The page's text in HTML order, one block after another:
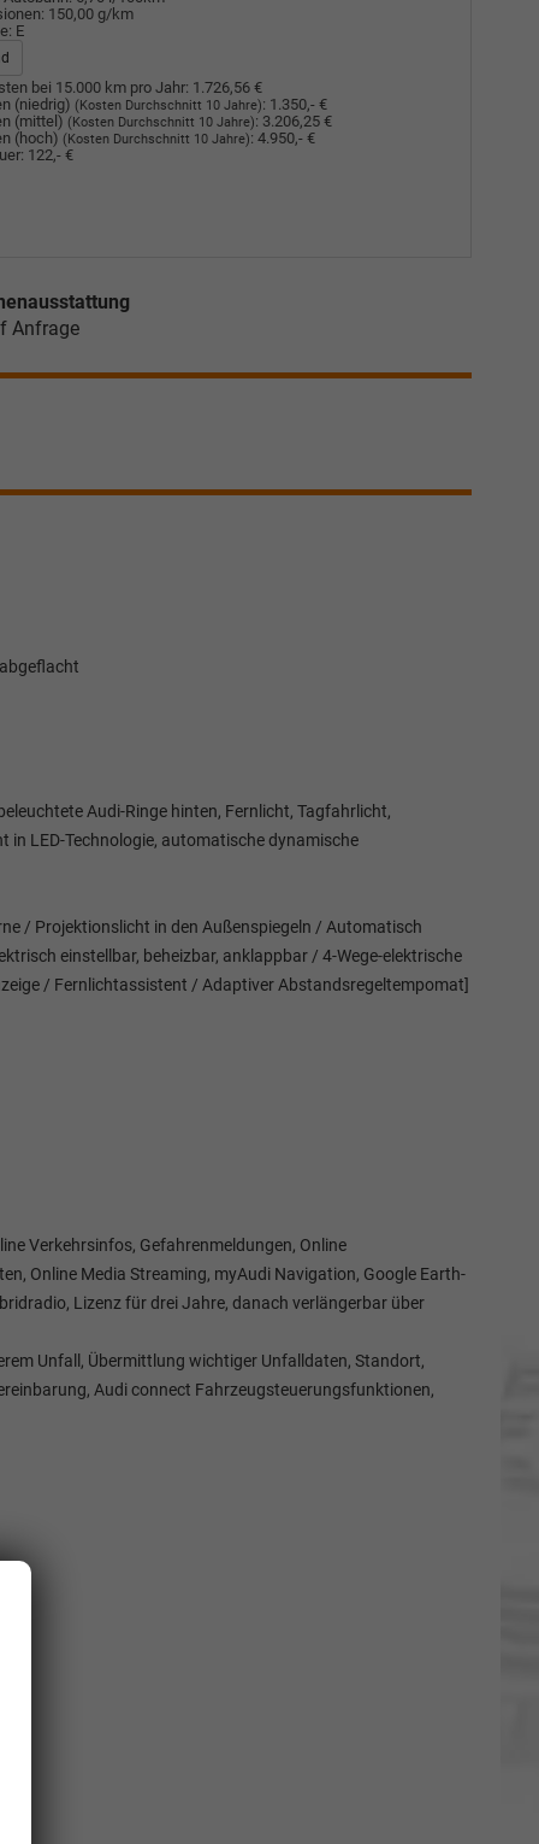
150,00 g/km
E
bei 15.000 km pro Jahr: 1.726,56 €
(niedrig) (Kosten Durchschnitt 10 Jahre): 1.350,- €
(mittel) (Kosten Durchschnitt 10 Jahre): 3.206,25 €
(hoch) (Kosten Durchschnitt 10 Jahre): 4.950,- €
122,- €
Anfrage
Audi-Ringe hinten, Fernlicht, Tagfahrlicht,
LED-Technologie, automatische dynamische
/ Projektionslicht in den Außenspiegeln / Automatisch
einstellbar, beheizbar, anklappbar / 4-Wege-elektrische
/ Fernlichtassistent / Adaptiver Abstandsregeltempomat]
Verkehrsinfos, Gefahrenmeldungen, Online
Online Media Streaming, myAudi Navigation, Google Earth-
Lizenz für drei Jahre, danach verlängerbar über
Unfall, Übermittlung wichtiger Unfalldaten, Standort,
Audi connect Fahrzeugsteuerungsfunktionen,